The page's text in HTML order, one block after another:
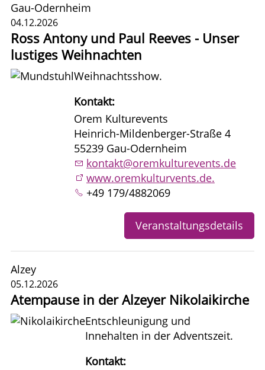
Gau-Odernheim
04.12.2026
Ross Antony und Paul Reeves - Unser
lustiges Weihnachten
Weihnachtsshow.
Kontakt:
Orem Kulturevents
Heinrich-Mildenberger-Straße 4
55239 Gau-Odernheim
kontakt@oremkulturevents.de
www.oremkulturvents.de.
+49 179/4882069
Veranstaltungsdetails
Alzey
05.12.2026
Atempause in der Alzeyer Nikolaikirche
Entschleunigung und
Innehalten in der Adventszeit.
Kontakt: